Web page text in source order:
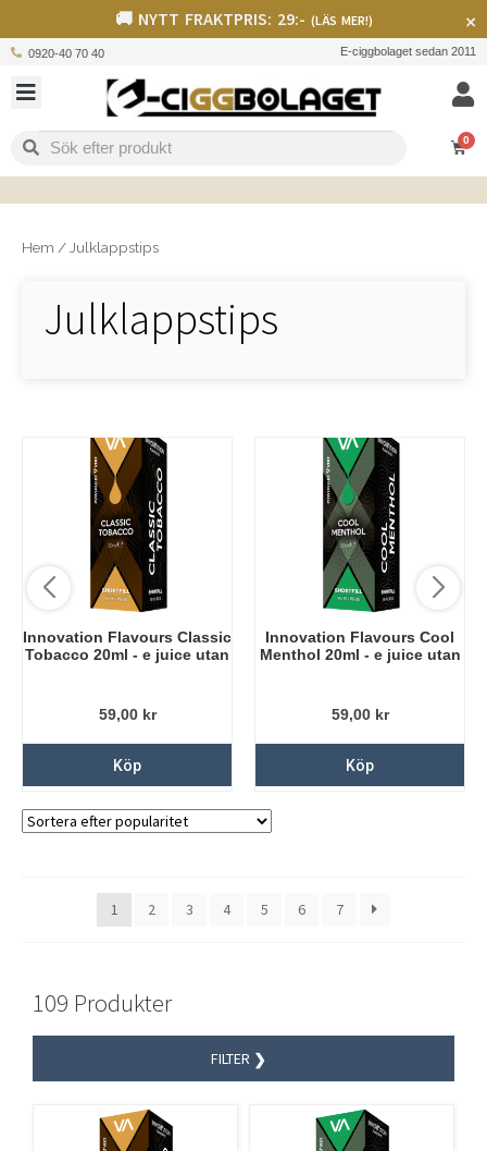
🚚 NYTT FRAKTPRIS: 29:- (LÄS MER!) ×
0920-40 70 40 E-ciggbolaget sedan 2011
0
Hem / Julklappstips
Julklappstips
Innovation Flavours Classic
Tobacco 20ml - e juice utan
59,00 kr
Köp
Innovation Flavours Cool
Menthol 20ml - e juice utan
59,00 kr
Köp
1 2 3 4 5 6 7
109 Produkter
FILTER